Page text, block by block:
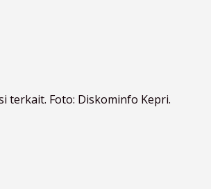
terkait. Foto: Diskominfo Kepri.